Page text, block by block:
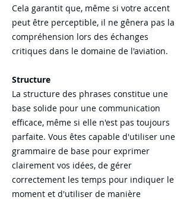
Cela garantit que, même si votre accent
peut être perceptible, il ne gênera pas la
compréhension lors des échanges
critiques dans le domaine de l'aviation.
Structure
La structure des phrases constitue une
base solide pour une communication
efficace, même si elle n'est pas toujours
parfaite. Vous êtes capable d'utiliser une
grammaire de base pour exprimer
clairement vos idées, de gérer
correctement les temps pour indiquer le
moment et d'utiliser de manière